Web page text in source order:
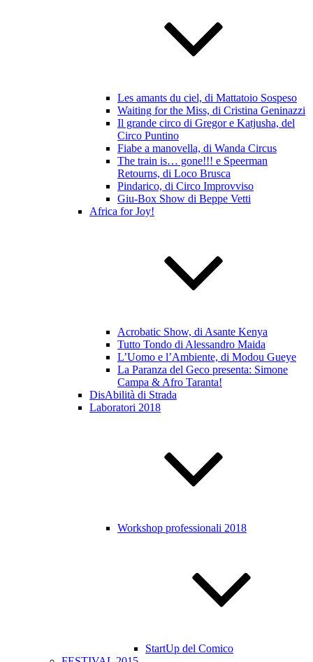
Les amants du ciel, di Mattatoio Sospeso
Waiting for the Miss, di Cristina Geninazzi
Il grande circo di Gregor e Katjusha, del
Circo Puntino
Fiabe a manovella, di Wanda Circus
The train is… gone!!! e Speerman
Retourns, di Loco Brusca
Pindarico, di Circo Improvviso
Giu-Box Show di Beppe Vetti
Africa for Joy!
Acrobatic Show, di Asante Kenya
Tutto Tondo di Alessandro Maida
L’Uomo e l’Ambiente, di Modou Gueye
La Paranza del Geco presenta: Simone
Campa & Afro Taranta!
DisAbilità di Strada
Laboratori 2018
Workshop professionali 2018
StartUp del Comico